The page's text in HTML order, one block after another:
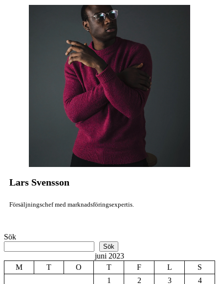
Lars Svensson
Försäljningschef med marknadsföringsexpertis.
Sök
Sök
juni 2023
M
T O T F L
S
1
2 3 4